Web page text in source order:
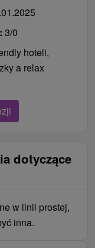
3/0
hoteli,
a relax
dotyczące
w linii prostej,
inna.